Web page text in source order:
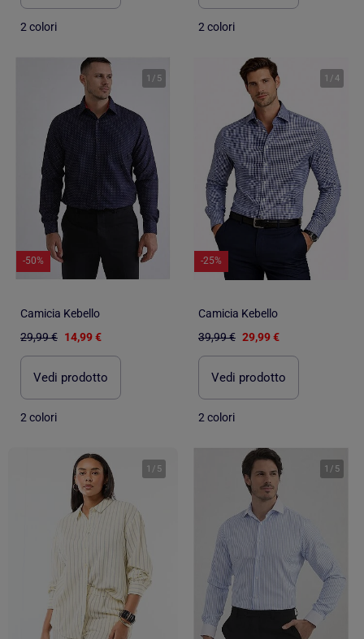
2 colori 2 colori
1 / 5
-50%
Camicia Kebello
29,99 € 14,99 €
Vedi prodotto
2 colori
1 /4
-25%
Camicia Kebello
39,99 € 29,99 €
Vedi prodotto
2 colori
1 / 5 1 / 5